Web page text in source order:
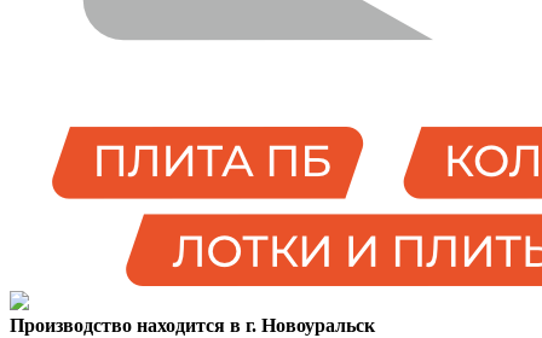
Производство находится в г. Новоуральск